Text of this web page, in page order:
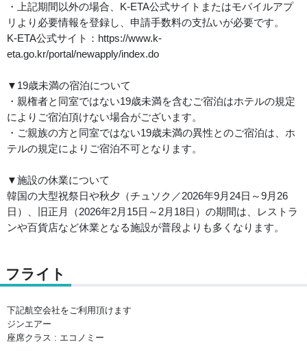
・上記期間以外の場合、K-ETA公式サイトまたはモバイルアプ
リより必要情報を登録し、申請手数料の支払いが必要です。
K-ETA公式サイト：https://www.k-
eta.go.kr/portal/newapply/index.do
▼19歳未満の宿泊について
・親権者と同室ではない19歳未満を含むご宿泊はホテルの規定
によりご宿泊頂けない場合がございます。
・ご親族の方と同室ではない19歳未満の異性とのご宿泊は、ホ
テルの規定によりご宿泊不可となります。
▼施設の休業について
韓国の大型祝祭日や秋夕（チュソク／2026年9月24日～9月26
日）、旧正月（2026年2月15日～2月18日）の期間は、レストラ
ンや百貨店など休業となる施設が普段よりも多くなります。
フライト
下記航空会社をご利用頂けます
ジンエアー
座席クラス : エコノミー